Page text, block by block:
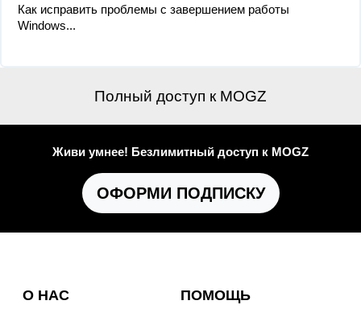
Как исправить проблемы с завершением работы
Windows...
Полный доступ к MOGZ
Живи умнее! Безлимитный доступ к MOGZ
ОФОРМИ ПОДПИСКУ
О НАС ПОМОЩЬ